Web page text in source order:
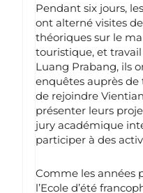
Pendant six jours,
ont alterné visites
théoriques sur le
touristique, et
Luang Prabang, ils
enquêtes auprès de
de rejoindre
présenter leurs
jury académique
participer à des
Comme les années
l’Ecole d’été